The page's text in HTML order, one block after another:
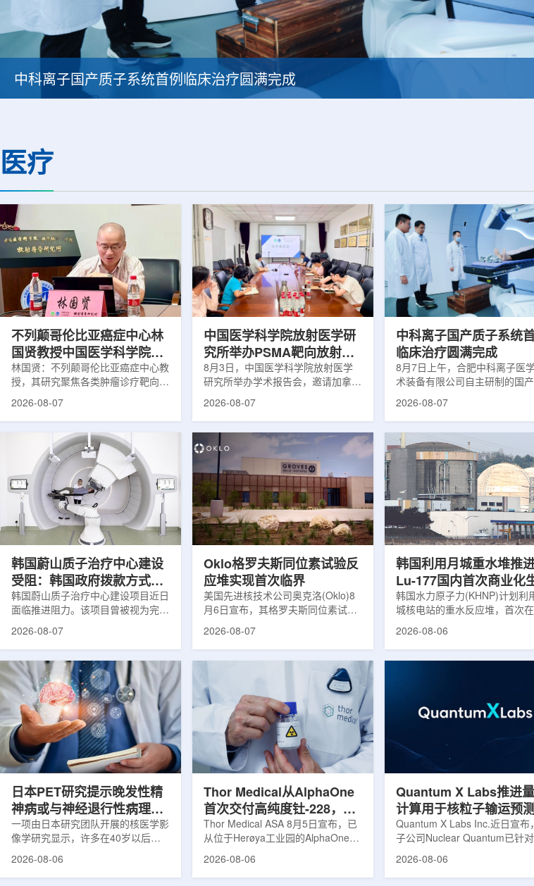
中科离子国产质子系统首例临床治疗圆满完成
医疗
不列颠哥伦比亚癌症中心林
国贤教授中国医学科学院放
射医学研究所开展学术交流
林国贤：不列颠哥伦比亚癌症中心教
授，其研究聚焦各类肿瘤诊疗靶向放
射性药物开发，迄今已主导/参与发
完成自研7款放射性药物的临床转
化，用于多种肿瘤诊疗。报告会上，
林国贤教授基于其团队多年的前沿探
索，系统梳理了针对前列腺癌靶点
PSMA的核药相关研究进展：一是F-
18标记PSMA靶向PET显像剂的分子
设计与临床优势;二是通过理性优化
分子结构，大幅提高Lu-177标记治
2026-08-07
中国医学科学院放射医学研
究所举办PSMA靶向放射性
药物学术报告会
8月3日，中国医学科学院放射医学
研究所举办学术报告会，邀请加拿大
温哥华不列颠哥伦比亚癌症中心林国
性药物开发》的学术报告。报告会采
取线上线下结合方式举行，放射所部
分科研人员和研究生参加。林国贤教
授长期从事肿瘤诊疗靶向放射性药物
开发研究，已主导或参与发表135余
篇同行评议期刊论文，提交30余项
放射性药物相关专利申请，并完成7
款自研放射性药物的临床转化，应用
2026-08-07
中科离子国产质子系统
临床治疗圆满完成
8月7日上午，合肥中科离子医
术装备有限公司自主研制的国
回旋质子治疗系统，在合肥离子
治疗系统的重要突破。本例受试
肺癌患者。试验所用的超导质子
系统，搭载中科离子自主研发的
SC240超导回旋加速器，具有
射野、360°全周束流配送能力
疗全程依托多模融合4D图像引
准定位，能实现动态适配、精
疗。设备运行平稳低噪，治疗
2026-08-07
韩国蔚山质子治疗中心建设
受阻：韩国政府拨款方式调
整影响项目推进
韩国蔚山质子治疗中心建设项目近日
面临推进阻力。该项目曾被视为完善
韩国东南部区域癌症治疗体系的关键
的难度明显上升。据蔚山市8月6日
消息，蔚山市已于去年3月完成质子
治疗中心建设可行性研究及基本规划
制定服务，并开始争取国家拨款。不
过，韩国保健福祉部回复称，难以单
独为蔚山市提供大型项目资金。此
前，蔚山市曾计划通过建设质子治疗
中心，构建癌症患者可在区域内完成
2026-08-07
Oklo格罗夫斯同位素试验反
应堆实现首次临界
美国先进核技术公司奥克洛(Oklo)8
月6日宣布，其格罗夫斯同位素试验
反应堆已在低功率状态下实现可控自
格罗夫斯同位素试验反应堆设施(图
片：格罗夫斯)格罗夫斯低功率试验
反应堆位于美国得克萨斯州洛克哈
特，是美国能源部反应堆试点计划下
首个在私人土地上实现临界的反应
堆。根据奥克洛介绍，该设施从未开
发土地起步建设，完成了土建开挖、
工程建设、组件制造或采购、燃料配
2026-08-07
韩国利用月城重水堆推
Lu-177国内首次商业化
韩国水力原子力(KHNP)计划利
城核电站的重水反应堆，首次
生产用于癌症治疗的放射性同位
元化的供应链并缩短运输时间。
计划的首要目标是实现镥-177的
化生产，预计在2028年进行试生
产，并在2031年开始全面量产
后，韩国水力原子力还将扩大生
2026-08-06
日本PET研究提示晚发性精
神病或与神经退行性病理相
关
一项由日本研究团队开展的核医学影
像学研究显示，许多在40岁以后首
次出现幻觉、妄想等精神病性症状的
2026-08-06
Thor Medical从AlphaOne
首次交付高纯度钍-228，商
业供货启动
Thor Medical ASA 8月5日宣布，已
从位于Herøya工业园的AlphaOne生
产设施完成首批高纯度钍-228(Th-
2026-08-06
Quantum X Labs推进
计算用于核粒子输运预
拟
Quantum X Labs Inc.近日宣布
子公司Nuclear Quantum已针
业计算模拟中的一项瓶颈提出新
2026-08-06